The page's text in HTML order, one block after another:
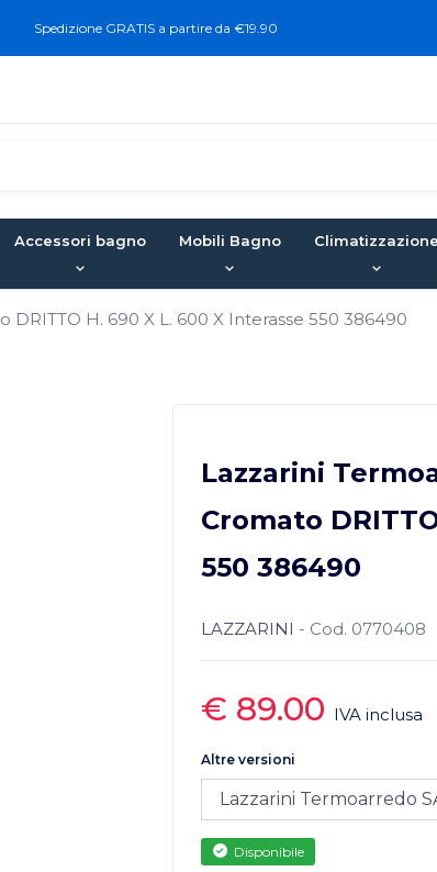
Spedizione GRATIS a partire da €19.90
Accessori bagno Mobili Bagno Climatizzazione
H. 690 X L. 600 X Interasse 550 386490
Lazzarini
Cromato
550 386490
LAZZARINI - Cod. 0770408
€ 89.00 IVA inclusa
Altre versioni
Disponibile